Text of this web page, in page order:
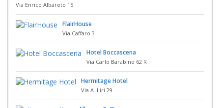
Via Enrico Albareto 15
FlairHouse
Via Caffaro 3
Hotel Boccascena
Via Carlo Barabino 62 R
Hermitage Hotel
Via A. Liri 29